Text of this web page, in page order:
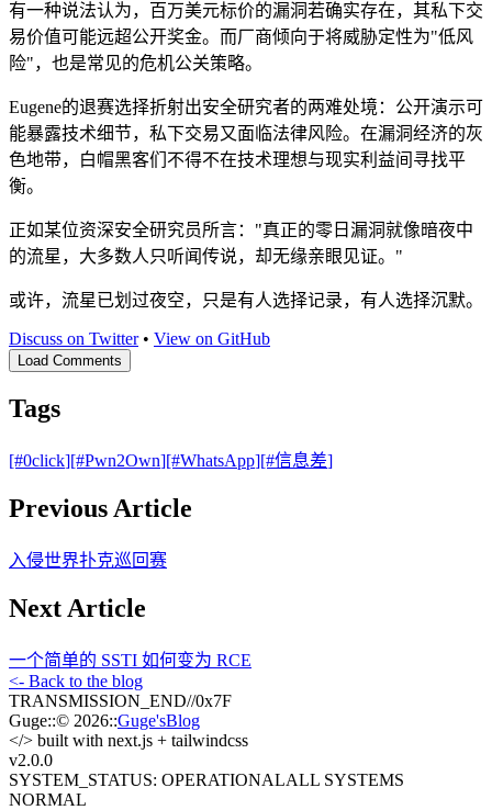
有一种说法认为，百万美元标价的漏洞若确实存在，其私下交
易价值可能远超公开奖金。而厂商倾向于将威胁定性为"低风
险"，也是常见的危机公关策略。
Eugene的退赛选择折射出安全研究者的两难处境：公开演示可
能暴露技术细节，私下交易又面临法律风险。在漏洞经济的灰
色地带，白帽黑客们不得不在技术理想与现实利益间寻找平
衡。
正如某位资深安全研究员所言："真正的零日漏洞就像暗夜中
的流星，大多数人只听闻传说，却无缘亲眼见证。"
或许，流星已划过夜空，只是有人选择记录，有人选择沉默。
Discuss on Twitter• View on GitHub
Load Comments
Tags
[#0click][#Pwn2Own][#WhatsApp][#信息差]
Previous Article
入侵世界扑克巡回赛
Next Article
一个简单的 SSTI 如何变为 RCE
<- Back to the blog
TRANSMISSION_END//0x7F
Guge::© 2026::Guge'sBlog
</> built with next.js + tailwindcss
v2.0.0
SYSTEM_STATUS: OPERATIONALALL SYSTEMS
NORMAL